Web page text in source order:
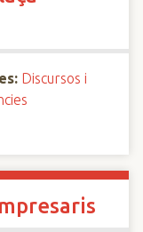
Discursos i